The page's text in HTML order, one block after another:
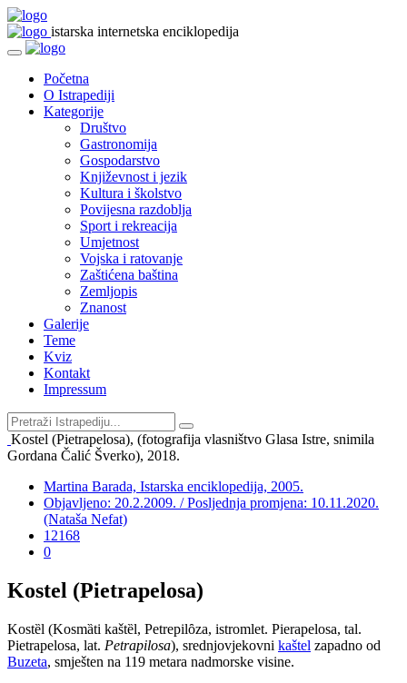
istarska internetska enciklopedija
Početna
O Istrapediji
Kategorije
Društvo
Gastronomija
Gospodarstvo
Književnost i jezik
Kultura i školstvo
Povijesna razdoblja
Sport i rekreacija
Umjetnost
Vojska i ratovanje
Zaštićena baština
Zemljopis
Znanost
Galerije
Teme
Kviz
Kontakt
Impressum
Kostel (Pietrapelosa), (fotografija vlasništvo Glasa Istre, snimila
Gordana Čalić Šverko), 2018.
Martina Barada, Istarska enciklopedija, 2005.
Objavljeno: 20.2.2009. / Posljednja promjena: 10.11.2020.
(Nataša Nefat)
12168
0
Kostel (Pietrapelosa)
Kostȅl (Kosmȁti kaštȅl, Petrepilȏza, istromlet. Pierapelosa, tal.
Pietrapelosa, lat. Petrapilosa), srednjovjekovni kaštel zapadno od
Buzeta, smješten na 119 metara nadmorske visine.